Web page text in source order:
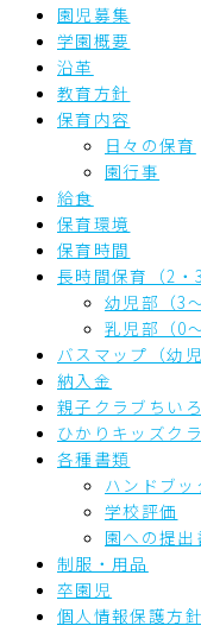
園児募集
学園概要
沿革
教育方針
保育内容
日々の保育
園行事
給食
保育環境
保育時間
長時間保育（2・
幼児部（3
乳児部（0
バスマップ（幼児
納入金
親子クラブちい
ひかりキッズク
各種書類
ハンドブッ
学校評価
園への提出
制服・用品
卒園児
個人情報保護方針